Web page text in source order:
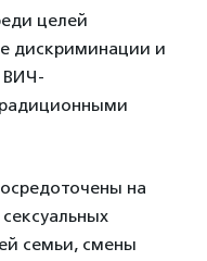
целей
дискриминации и
ВИЧ-
на
семьи, смены